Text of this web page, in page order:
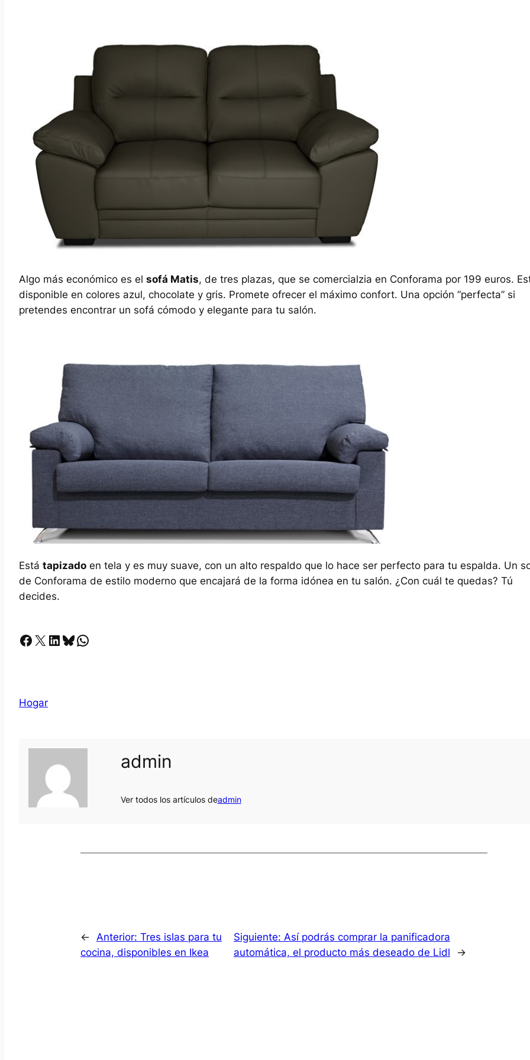
Algo más económico es el sofá Matis, de tres plazas, que se comercialzia en Conforama por 199 euros.
disponible en colores azul, chocolate y gris. Promete ofrecer el máximo confort. Una opción “perfecta” si
pretendes encontrar un sofá cómodo y elegante para tu salón.
Está tapizado en tela y es muy suave, con un alto respaldo que lo hace ser perfecto para tu espalda. Un
de Conforama de estilo moderno que encajará de la forma idónea en tu salón. ¿Con cuál te quedas? Tú
decides.
Facebook X LinkedIn Bluesky Whatsapp
Hogar
admin
Ver todos los artículos deadmin
← Anterior: Tres islas para tu
cocina, disponibles en Ikea
Siguiente: Así podrás comprar la panificadora
automática, el producto más deseado de Lidl
→